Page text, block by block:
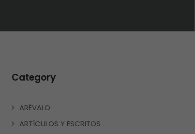
Category
ARÉVALO
ARTÍCULOS Y ESCRITOS